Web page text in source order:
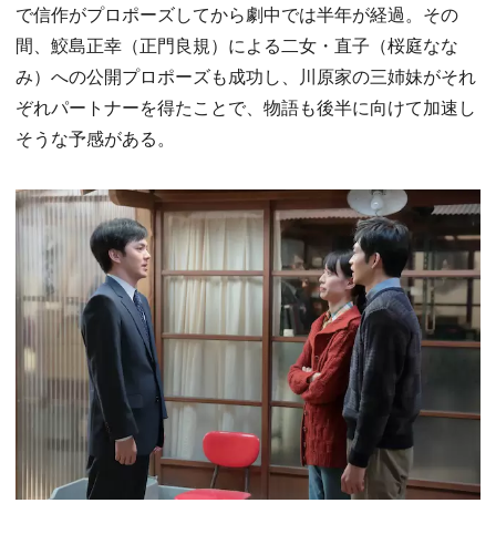
で信作がプロポーズしてから劇中では半年が経過。その
間、鮫島正幸（正門良規）による二女・直子（桜庭なな
み）への公開プロポーズも成功し、川原家の三姉妹がそれ
ぞれパートナーを得たことで、物語も後半に向けて加速し
そうな予感がある。